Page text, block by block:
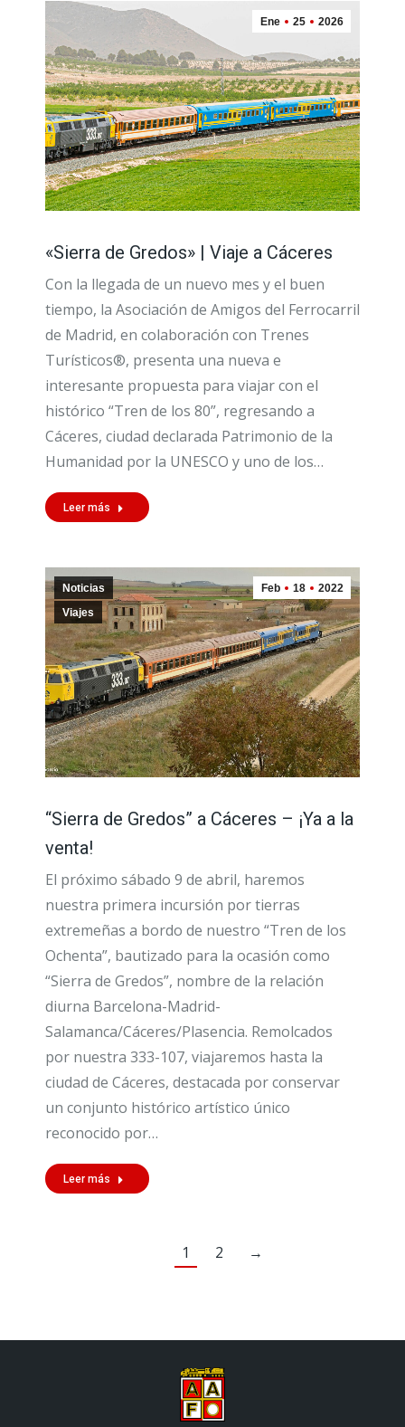
Ene 25 2026
«Sierra de Gredos» | Viaje a Cáceres
Con la llegada de un nuevo mes y el buen
tiempo, la Asociación de Amigos del Ferrocarril
de Madrid, en colaboración con Trenes
Turísticos®, presenta una nueva e
interesante propuesta para viajar con el
histórico “Tren de los 80”, regresando a
Cáceres, ciudad declarada Patrimonio de la
Humanidad por la UNESCO y uno de los…
Leer más
Feb 18 2022
Noticias
Viajes
“Sierra de Gredos” a Cáceres – ¡Ya a la
venta!
El próximo sábado 9 de abril, haremos
nuestra primera incursión por tierras
extremeñas a bordo de nuestro “Tren de los
Ochenta”, bautizado para la ocasión como
“Sierra de Gredos”, nombre de la relación
diurna Barcelona-Madrid-
Salamanca/Cáceres/Plasencia. Remolcados
por nuestra 333-107, viajaremos hasta la
ciudad de Cáceres, destacada por conservar
un conjunto histórico artístico único
reconocido por…
Leer más
1 2 →